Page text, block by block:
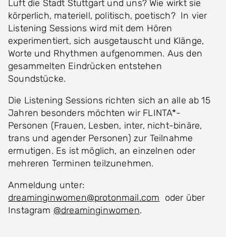
Luft die Stadt Stuttgart und uns? Wie wirkt sie
körperlich, materiell, politisch, poetisch? In vier
Listening Sessions wird mit dem Hören
experimentiert, sich ausgetauscht und Klänge,
Worte und Rhythmen aufgenommen. Aus den
gesammelten Eindrücken entstehen
Soundstücke.
Die Listening Sessions richten sich an alle ab 15
Jahren besonders möchten wir FLINTA*-
Personen (Frauen, Lesben, inter, nicht-binäre,
trans und agender Personen) zur Teilnahme
ermutigen. Es ist möglich, an einzelnen oder
mehreren Terminen teilzunehmen.
Anmeldung unter:
dreaminginwomen@protonmail.com oder über
Instagram @dreaminginwomen.